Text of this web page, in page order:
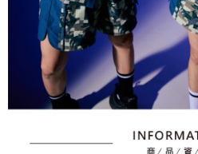
３．未成年的使用者請事先徵得法定代
「AFTEE先享後付」，若未經同意申辦者
任。
４．使用「AFTEE先享後付」時，將依據
時審查核予不同之上限額度；若仍有額度
請求用戶進行身份認證。
５．嚴禁一人註冊多個帳號或使用他人資
恩沛科技股份有限公司將有權停止該用戶
免運費
離島宅配
免運費